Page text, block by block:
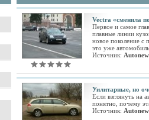
Vectra «сменила
Первое и самое
плавные линии
новое поколение
это уже
Источник:
Уилитарные, но
Если взглянуть на
понятно, почему
Источник: